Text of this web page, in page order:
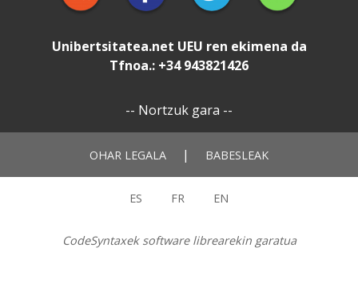
Unibertsitatea.net UEU ren ekimena da
Tfnoa.: +34 943821426
-- Nortzuk gara --
OHAR LEGALA | BABESLEAK
ES FR EN
CodeSyntaxek software librearekin garatua